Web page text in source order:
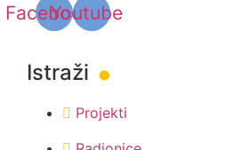
Facebook
Youtube
Istraži .
Projekti